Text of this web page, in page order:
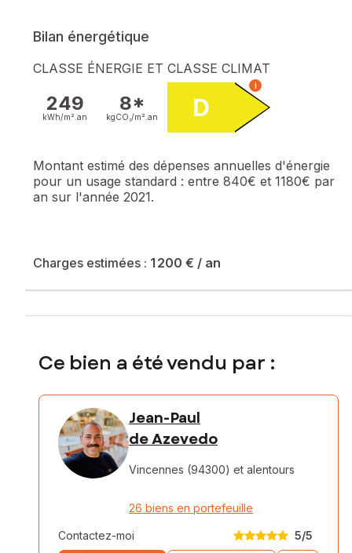
Bilan énergétique
CLASSE ÉNERGIE ET CLASSE CLIMAT
249
kWh/m². an
8*
kgCO₂/m². an D
i
Montant estimé des dépenses annuelles d'énergie
pour un usage standard : entre 840€ et 1180€ par
an sur l'année 2021.
Charges estimées : 1 200 € / an
Ce bien a été vendu par :
Jean-Paul
de Azevedo
Vincennes (94300) et alentours
26 biens en portefeuille
Contactez-moi 5/5